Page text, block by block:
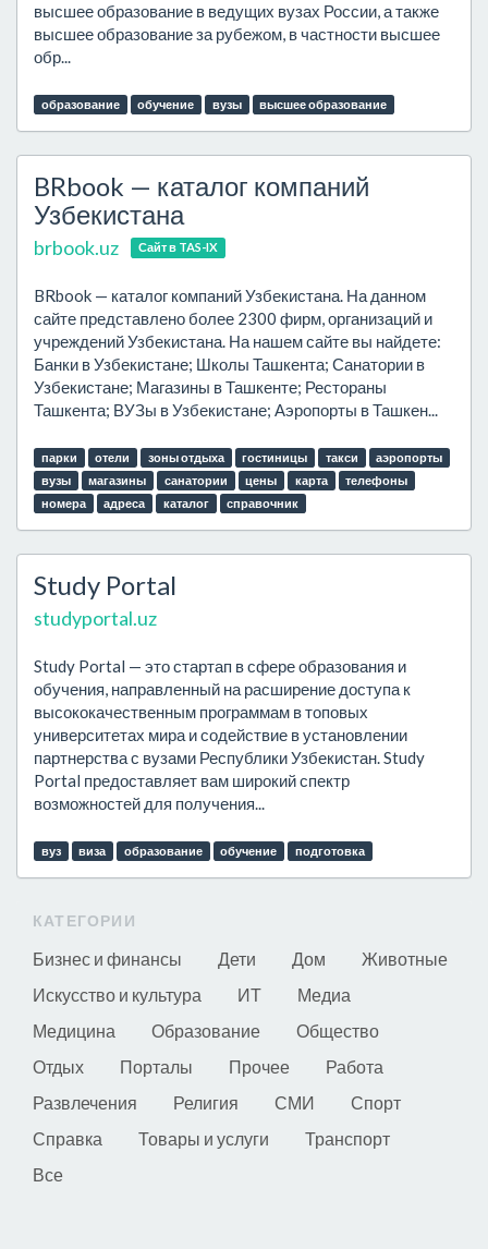
высшее образование в ведущих вузах России, а также
высшее образование за рубежом, в частности высшее
обр...
образование обучение вузы высшее образование
BRbook — каталог компаний
Узбекистана
brbook.uz Сайт в TAS-IX
BRbook — каталог компаний Узбекистана. На данном
сайте представлено более 2300 фирм, организаций и
учреждений Узбекистана. На нашем сайте вы найдете:
Банки в Узбекистане; Школы Ташкента; Санатории в
Узбекистане; Магазины в Ташкенте; Рестораны
Ташкента; ВУЗы в Узбекистане; Аэропорты в Ташкен...
парки отели зоны отдыха гостиницы такси
аэропорты
вузы
магазины санатории цены карта
телефоны
номера
адреса каталог справочник
Study Portal
studyportal.uz
Study Portal — это стартап в сфере образования и
обучения, направленный на расширение доступа к
высококачественным программам в топовых
университетах мира и содействие в установлении
партнерства с вузами Республики Узбекистан. Study
Portal предоставляет вам широкий спектр
возможностей для получения...
вуз виза образование обучение подготовка
КАТЕГОРИИ
Бизнес и финансы Дети Дом
Животные
Искусство и культура
ИТ
Медиа
Медицина
Образование
Общество
Отдых
Порталы Прочее
Работа
Развлечения
Религия СМИ
Спорт
Справка
Товары и услуги
Транспорт
Все